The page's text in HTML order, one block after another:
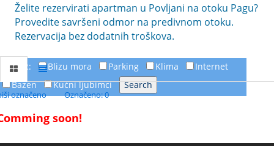
Želite rezervirati apartman u Povljani na otoku Pagu?
Provedite savršeni odmor na predivnom otoku.
Rezervacija bez dodatnih troškova.
FILTER: Blizu mora Parking Klima
Internet
Bazen
Kućni ljubimci
označeno Označeno: 0
soon!